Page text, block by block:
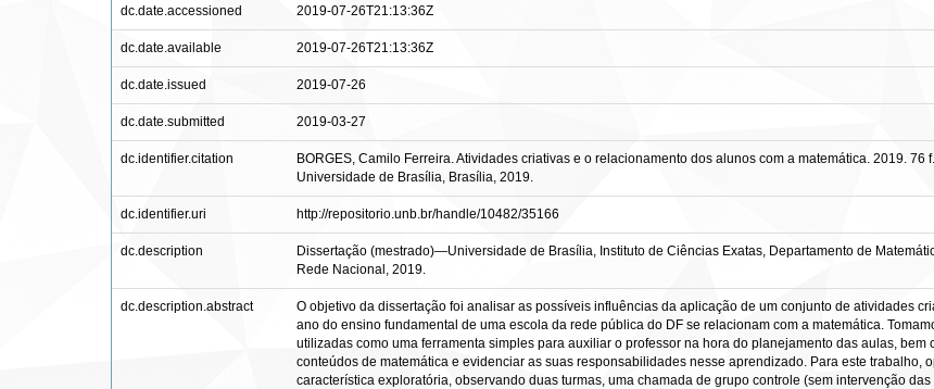
dc.date.accessioned 2019-07-26T21:13:36Z
dc.date.available 2019-07-26T21:13:36Z
dc.date.issued 2019-07-26
dc.date.submitted 2019-03-27
dc.identifier.citation
BORGES, Camilo Ferreira. Atividades criativas e o relacionamento dos alunos com a matemática. 2019.
Universidade de Brasília, Brasília, 2019.
dc.identifier.uri http://repositorio.unb.br/handle/10482/35166
dc.description
Dissertação (mestrado)—Universidade de Brasília, Instituto de Ciências Exatas, Departamento de
Rede Nacional, 2019.
dc.description.abstract
O objetivo da dissertação foi analisar as possíveis influências da aplicação de um conjunto de atividades
ano do ensino fundamental de uma escola da rede pública do DF se relacionam com a matemática.
utilizadas como uma ferramenta simples para auxiliar o professor na hora do planejamento das aulas,
conteúdos de matemática e evidenciar as suas responsabilidades nesse aprendizado. Para este trabalho,
característica exploratória, observando duas turmas, uma chamada de grupo controle (sem intervenção